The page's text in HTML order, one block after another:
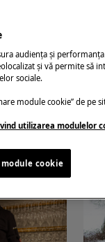
audiența și performanța
și vă permite să
sociale.
module cookie” de pe
utilizarea modulelor
cookie